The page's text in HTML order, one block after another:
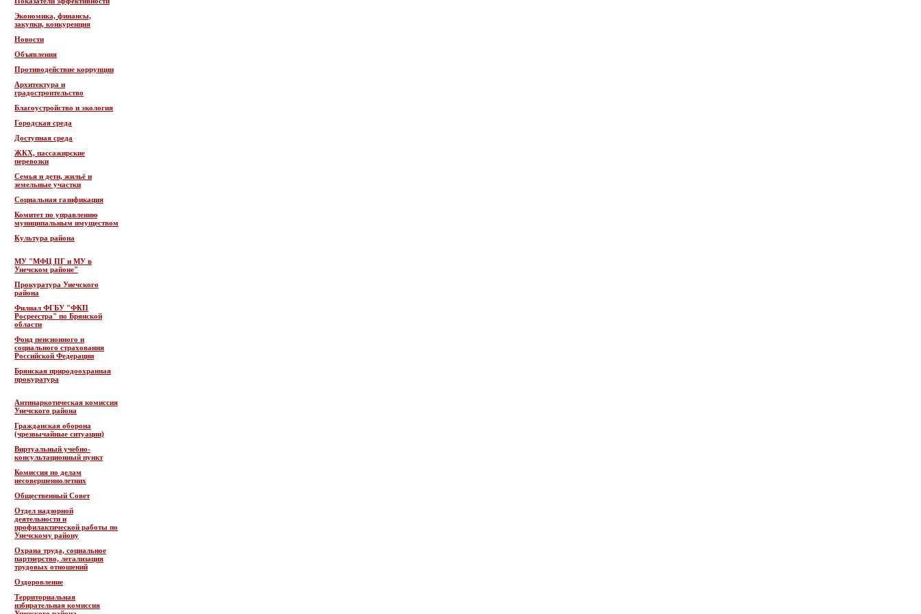
Экономика, финансы,
закупки, конкуренция
Новости
Объявления
Противодействие коррупции
Архитектура и
градостроительство
Благоустройство и экология
Городская среда
Доступная среда
ЖКХ, пассажирские
перевозки
Семья и дети, жильё и
земельные участки
Социальная газификация
Комитет по управлению
муниципальным имуществом
Культура района
МУ "МФЦ ПГ и МУ в
Унечском районе"
Прокуратура Унечского
района
Филиал ФГБУ "ФКП
Росреестра" по Брянской
области
Фонд пенсионного и
социального страхования
Российской Федерации
Брянская природоохранная
прокуратура
Антинаркотическая комиссия
Унечского района
Гражданская оборона
(чрезвычайные ситуации)
Виртуальный учебно-
консультационный пункт
Комиссия по делам
несовершеннолетних
Общественный Совет
Отдел надзорной
деятельности и
профилактической работы по
Унечскому району
Охрана труда, социальное
партнерство, легализация
трудовых отношений
Оздоровление
Территориальная
избирательная комиссия